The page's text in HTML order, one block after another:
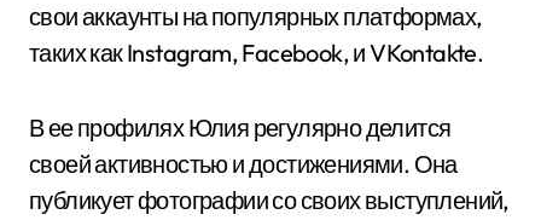
свои аккаунты на популярных платформах,
таких как Instagram, Facebook, и VKontakte.
В ее профилях Юлия регулярно делится
своей активностью и достижениями. Она
публикует фотографии со своих выступлений,